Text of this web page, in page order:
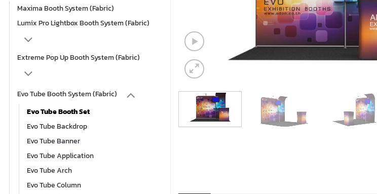
Maxima Booth System (Fabric)
Lumix Pro Lightbox Booth System (Fabric)
Extreme Pop Up Booth System (Fabric)
Evo Tube Booth System (Fabric)
Evo Tube Booth Set
Evo Tube Backdrop
Evo Tube Banner
Evo Tube Application
Evo Tube Arch
Evo Tube Column